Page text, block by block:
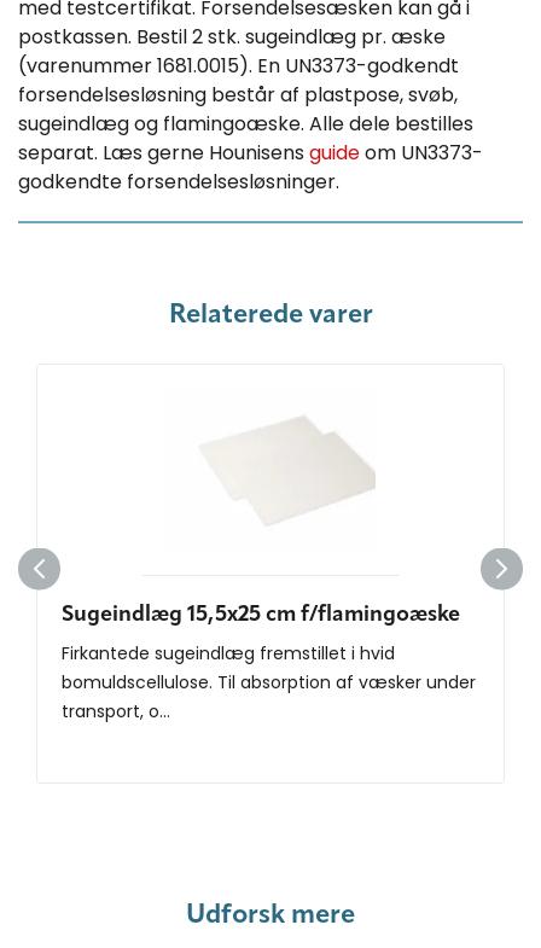
med testcertifikat. Forsendelsesæsken kan gå i
postkassen. Bestil 2 stk. sugeindlæg pr. æske
(varenummer 1681.0015). En UN3373-godkendt
forsendelsesløsning består af plastpose, svøb,
sugeindlæg og flamingoæske. Alle dele bestilles
separat. Læs gerne Hounisensguideom UN3373-
godkendte forsendelsesløsninger.
Relaterede varer
Sugeindlæg 15,5x25 cm f/flamingoæske
Firkantede sugeindlæg fremstillet i hvid
bomuldscellulose. Til absorption af væsker under
transport, o...
Udforsk mere